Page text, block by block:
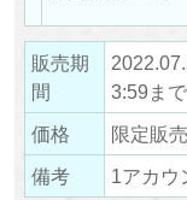
販売期
間
3:59まで
価格
限定販
備考
1アカウ